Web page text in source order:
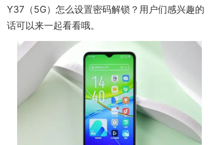
Y37（5G）怎么设置密码解锁？用户们感兴趣的
话可以来一起看看哦。